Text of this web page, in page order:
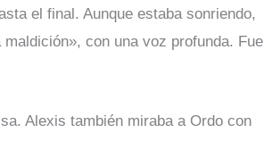
el final. Aunque estaba sonriendo,
con una voz profunda. Fue
Alexis también miraba a Ordo con